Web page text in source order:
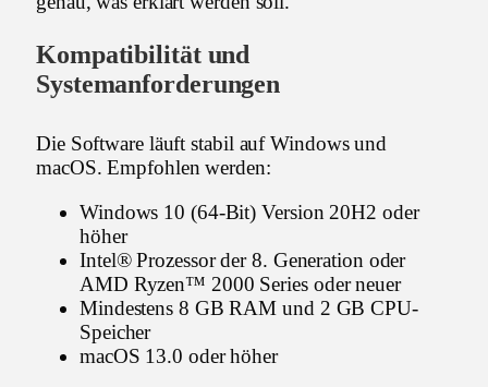
Kompatibilität und
Systemanforderungen
Die Software läuft stabil auf Windows und
macOS. Empfohlen werden:
Windows 10 (64-Bit) Version 20H2 oder
höher
Intel® Prozessor der 8. Generation oder
AMD Ryzen™ 2000 Series oder neuer
Mindestens 8 GB RAM und 2 GB CPU-
Speicher
macOS 13.0 oder höher